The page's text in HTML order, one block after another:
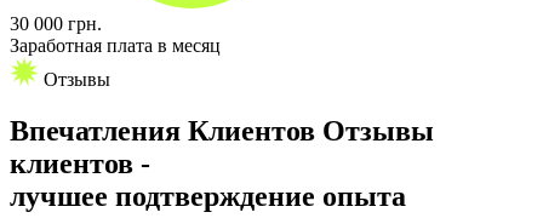
30 000 грн.
Заработная плата в месяц
Отзывы
Впечатления Клиентов Отзывы
клиентов -
лучшее подтверждение опыта